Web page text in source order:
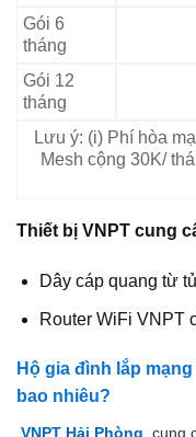
Gói 6
tháng
Gói 12
tháng
Lưu ý: (i) Phí hòa
Mesh cộng 30K/
Thiết bị VNPT cung
Dây cáp quang từ
Router WiFi VNPT
Hộ gia đình lắp
bao nhiêu?
VNPT Hải Phòng cung